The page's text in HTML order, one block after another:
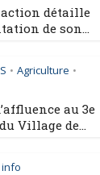
détaille
de son...
• Agriculture •
au 3e
Village de...